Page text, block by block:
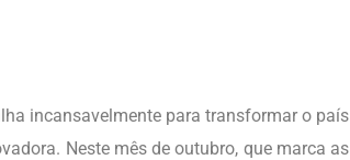
incansavelmente para transformar o país
Neste mês de outubro, que marca as